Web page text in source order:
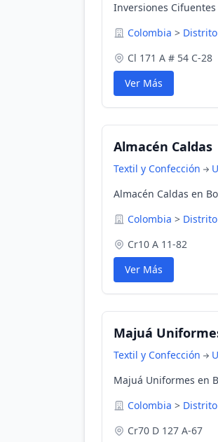
Inversiones Cifuentes
Colombia >
Cl 171 A # 54 C-28
Ver Más
Almacén Caldas
Textil y Confección
Almacén Caldas en
Colombia >
Cr10 A 11-82
Ver Más
Majuá
Textil y Confección
Majuá Uniformes en
Colombia >
Cr70 D 127 A-67